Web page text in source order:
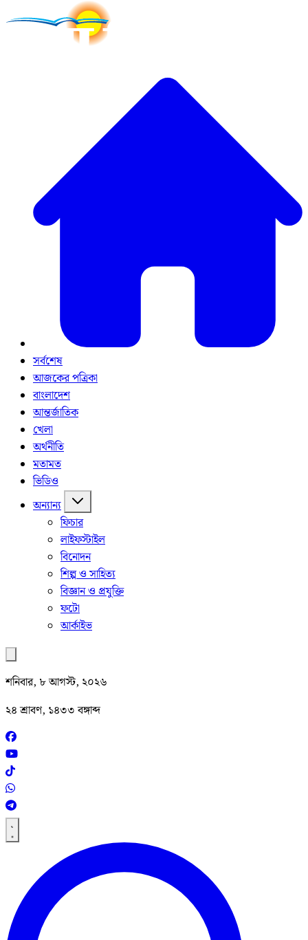
সর্বশেষ
আজকের পত্রিকা
বাংলাদেশ
আন্তর্জাতিক
খেলা
অর্থনীতি
মতামত
ভিডিও
অন্যান্য
ফিচার
লাইফস্টাইল
বিনোদন
শিল্প ও সাহিত্য
বিজ্ঞান ও প্রযুক্তি
ফটো
আর্কাইভ
শনিবার, ৮ আগস্ট, ২০২৬
২৪ শ্রাবণ, ১৪৩৩ বঙ্গাব্দ